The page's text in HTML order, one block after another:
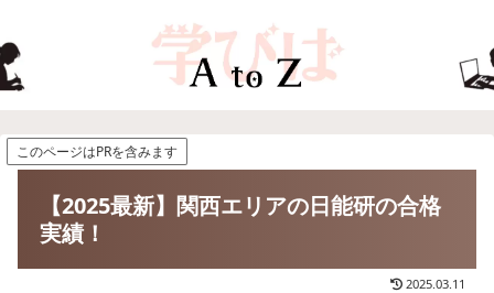
このページはPRを含みます
【2025最新】関西エリアの日能研の合格
実績！
2025.03.11